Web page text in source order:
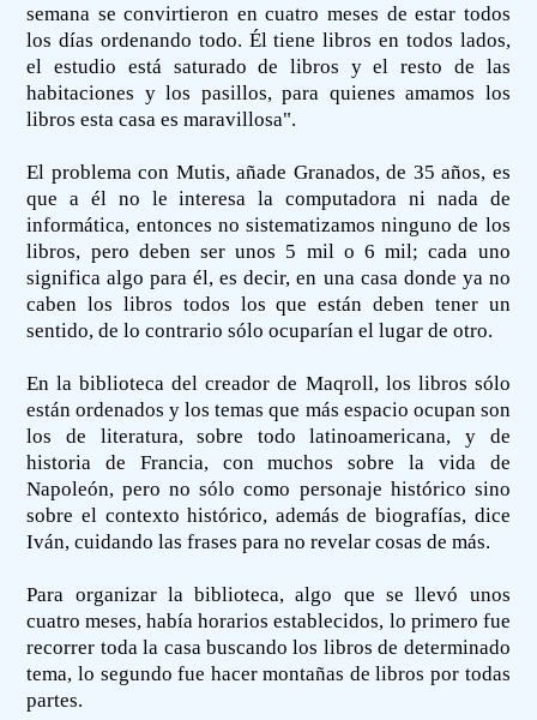
semana se convirtieron en cuatro meses de estar todos
los días ordenando todo. Él tiene libros en todos lados,
el estudio está saturado de libros y el resto de las
habitaciones y los pasillos, para quienes amamos los
libros esta casa es maravillosa".
El problema con Mutis, añade Granados, de 35 años, es
que a él no le interesa la computadora ni nada de
informática, entonces no sistematizamos ninguno de los
libros, pero deben ser unos 5 mil o 6 mil; cada uno
significa algo para él, es decir, en una casa donde ya no
caben los libros todos los que están deben tener un
sentido, de lo contrario sólo ocuparían el lugar de otro.
En la biblioteca del creador de Maqroll, los libros sólo
están ordenados y los temas que más espacio ocupan son
los de literatura, sobre todo latinoamericana, y de
historia de Francia, con muchos sobre la vida de
Napoleón, pero no sólo como personaje histórico sino
sobre el contexto histórico, además de biografías, dice
Iván, cuidando las frases para no revelar cosas de más.
Para organizar la biblioteca, algo que se llevó unos
cuatro meses, había horarios establecidos, lo primero fue
recorrer toda la casa buscando los libros de determinado
tema, lo segundo fue hacer montañas de libros por todas
partes.